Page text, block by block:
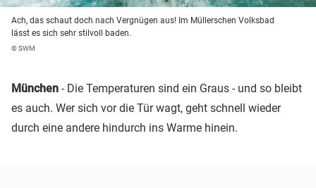
Ach, das schaut doch nach Vergnügen aus! Im Müllerschen Volksbad
lässt es sich sehr stilvoll baden.
© SWM
München - Die Temperaturen sind ein Graus - und so bleibt
es auch. Wer sich vor die Tür wagt, geht schnell wieder
durch eine andere hindurch ins Warme hinein.